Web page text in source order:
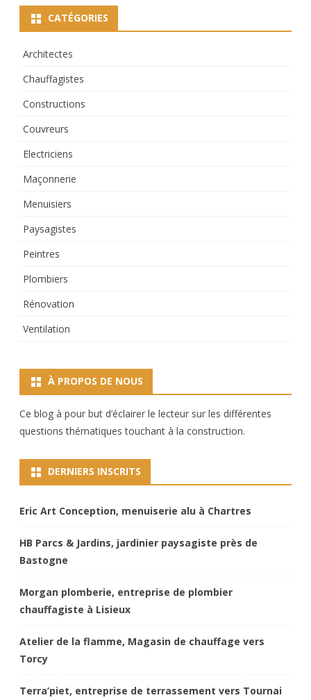
CATÉGORIES
Architectes
Chauffagistes
Constructions
Couvreurs
Electriciens
Maçonnerie
Menuisiers
Paysagistes
Peintres
Plombiers
Rénovation
Ventilation
À PROPOS DE NOUS
Ce blog à pour but d’éclairer le lecteur sur les différentes
questions thématiques touchant à la construction.
DERNIERS INSCRITS
Eric Art Conception, menuiserie alu à Chartres
HB Parcs & Jardins, jardinier paysagiste près de
Bastogne
Morgan plomberie, entreprise de plombier
chauffagiste à Lisieux
Atelier de la flamme, Magasin de chauffage vers
Torcy
Terra’piet, entreprise de terrassement vers Tournai